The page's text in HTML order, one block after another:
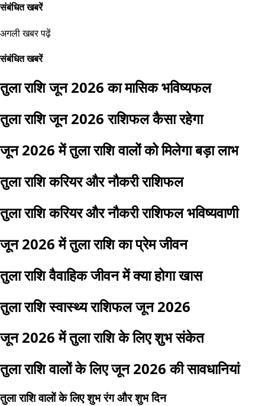
संबंधित खबरें
अगली खबर पढ़ें
संबंधित खबरें
तुला राशि जून 2026 का मासिक भविष्यफल
तुला राशि जून 2026 राशिफल कैसा रहेगा
जून 2026 में तुला राशि वालों को मिलेगा बड़ा लाभ
तुला राशि करियर और नौकरी राशिफल
तुला राशि करियर और नौकरी राशिफल भविष्यवाणी
जून 2026 में तुला राशि का प्रेम जीवन
तुला राशि वैवाहिक जीवन में क्या होगा खास
तुला राशि स्वास्थ्य राशिफल जून 2026
जून 2026 में तुला राशि के लिए शुभ संकेत
तुला राशि वालों के लिए जून 2026 की सावधानियां
तुला राशि वालों के लिए शुभ रंग और शुभ दिन